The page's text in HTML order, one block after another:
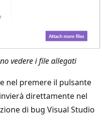
vedere i file allegati
nel premere il pulsante
direttamente nel
di bug Visual Studio